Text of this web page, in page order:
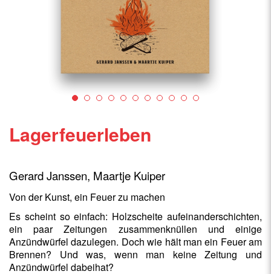
Lagerfeuerleben
Gerard Janssen, Maartje Kuiper
Von der Kunst, ein Feuer zu machen
Es scheint so einfach: Holzscheite aufeinanderschichten,
ein paar Zeitungen zusammenknüllen und einige
Anzündwürfel dazulegen. Doch wie hält man ein Feuer am
Brennen? Und was, wenn man keine Zeitung und
Anzündwürfel dabeihat?